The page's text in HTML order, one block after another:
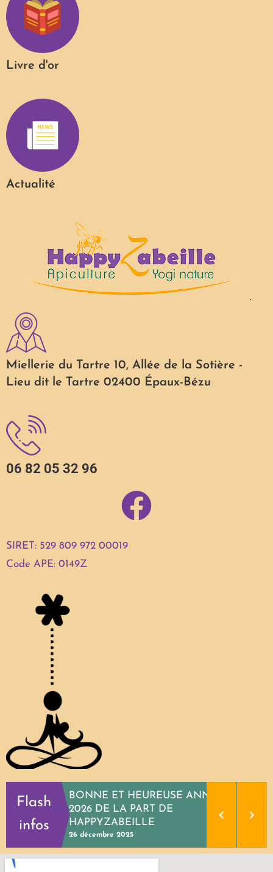
Livre d'or
Actualité
Miellerie du Tartre 10, Allée de la Sotière -
Lieu dit le Tartre 02400 Épaux-Bézu
06 82 05 32 96
SIRET: 529 809 972 00019
Code APE: 0149Z
Flash
infos
BONNE ET HEUREUSE ANNEE
2026 DE LA PART DE
HAPPYZABEILLE
26 décembre 2025